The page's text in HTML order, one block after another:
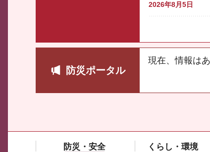
2026年8月5日
防災ポータル
現在、情報は
防災・安全 くらし・環境